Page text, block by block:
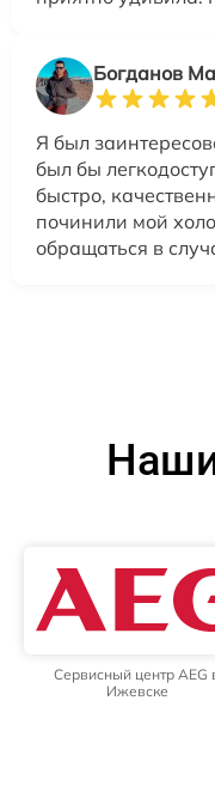
Богданов
Я был
был бы
быстро,
починили мой
обращаться в
Сервисный центр AEG
Ижевске